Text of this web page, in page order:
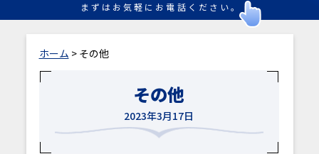
まずはお気軽にお電話ください。
ホーム > その他
その他
2023年3月17日